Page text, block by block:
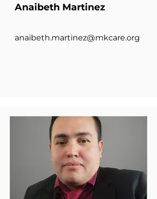
Anaibeth Martinez
anaibeth.martinez@mkcare.org